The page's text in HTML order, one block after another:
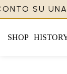
SU UNA
SHOP